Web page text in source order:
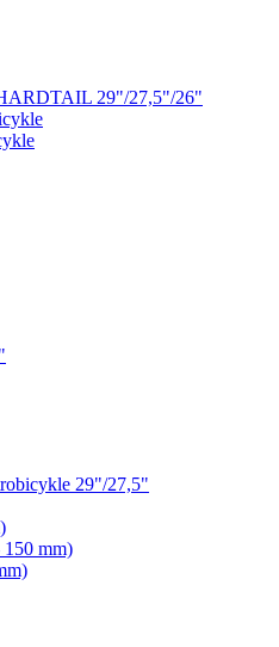
29"/27,5"/26"
29"/27,5"
mm)